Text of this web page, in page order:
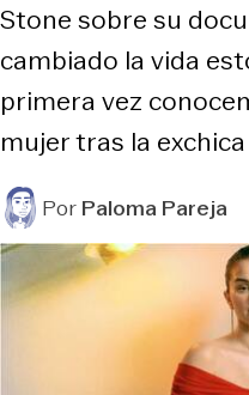
Stone sobre su
cambiado la vida
primera vez
mujer tras la
PorPaloma Pareja